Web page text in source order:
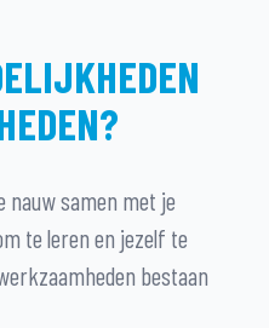
nauw samen met je
te leren en jezelf te
bestaan